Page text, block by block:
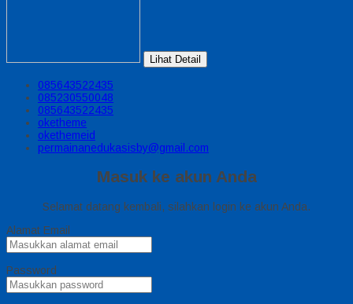
Lihat Detail
085643522435
085230550048
085643522435
oketheme
okethemeid
permainanedukasisby@gmail.com
Masuk ke akun Anda
Selamat datang kembali, silahkan login ke akun Anda.
Alamat Email
Password